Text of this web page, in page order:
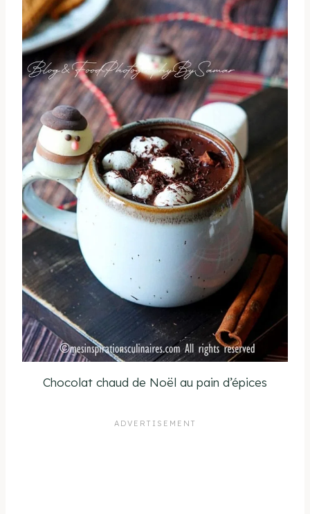
Chocolat chaud de Noël au pain d’épices